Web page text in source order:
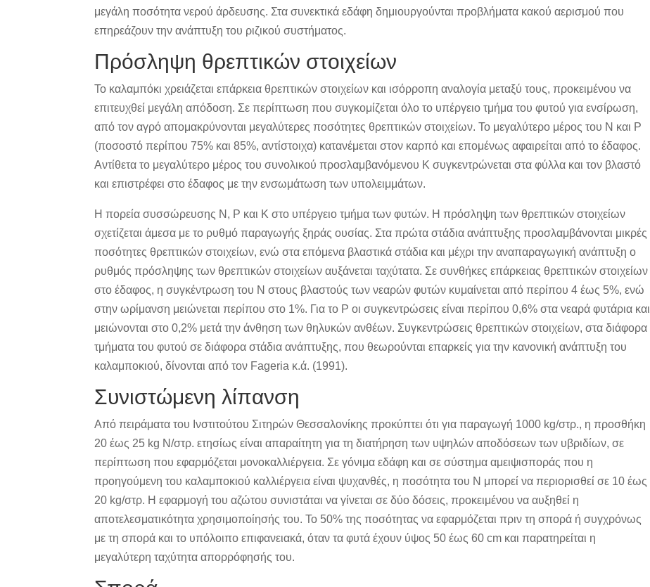
μεγάλη ποσότητα νερού άρδευσης. Στα συνεκτικά εδάφη δημιουργούνται προβλήματα κακού αερισμού που
επηρεάζουν την ανάπτυξη του ριζικού συστήματος.
Πρόσληψη θρεπτικών στοιχείων
Το καλαμπόκι χρειάζεται επάρκεια θρεπτικών στοιχείων και ισόρροπη αναλογία μεταξύ τους, προκειμένου να
επιτευχθεί μεγάλη απόδοση. Σε περίπτωση που συγκομίζεται όλο το υπέργειο τμήμα του φυτού για ενσίρωση,
από τον αγρό απομακρύνονται μεγαλύτερες ποσότητες θρεπτικών στοιχείων. Το μεγαλύτερο μέρος του Ν και P
(ποσοστό περίπου 75% και 85%, αντίστοιχα) κατανέμεται στον καρπό και επομένως αφαιρείται από το έδαφος.
Αντίθετα το μεγαλύτερο μέρος του συνολικού προσλαμβανόμενου Κ συγκεντρώνεται στα φύλλα και τον βλαστό
και επιστρέφει στο έδαφος με την ενσωμάτωση των υπολειμμάτων.
Η πορεία συσσώρευσης Ν, Ρ και Κ στο υπέργειο τμήμα των φυτών. Η πρόσληψη των θρεπτικών στοιχείων
σχετίζεται άμεσα με το ρυθμό παραγωγής ξηράς ουσίας. Στα πρώτα στάδια ανάπτυξης προσλαμβάνονται μικρές
ποσότητες θρεπτικών στοιχείων, ενώ στα επόμενα βλαστικά στάδια και μέχρι την αναπαραγωγική ανάπτυξη ο
ρυθμός πρόσληψης των θρεπτικών στοιχείων αυξάνεται ταχύτατα. Σε συνθήκες επάρκειας θρεπτικών στοιχείων
στο έδαφος, η συγκέντρωση του Ν στους βλαστούς των νεαρών φυτών κυμαίνεται από περίπου 4 έως 5%, ενώ
στην ωρίμανση μειώνεται περίπου στο 1%. Για το Ρ οι συγκεντρώσεις είναι περίπου 0,6% στα νεαρά φυτάρια και
μειώνονται στο 0,2% μετά την άνθηση των θηλυκών ανθέων. Συγκεντρώσεις θρεπτικών στοιχείων, στα διάφορα
τμήματα του φυτού σε διάφορα στάδια ανάπτυξης, που θεωρούνται επαρκείς για την κανονική ανάπτυξη του
καλαμποκιού, δίνονται από τον Fageria κ.ά. (1991).
Συνιστώμενη λίπανση
Από πειράματα του Ινστιτούτου Σιτηρών Θεσσαλονίκης προκύπτει ότι για παραγωγή 1000 kg/στρ., η προσθήκη
20 έως 25 kg N/στρ. ετησίως είναι απαραίτητη για τη διατήρηση των υψηλών αποδόσεων των υβριδίων, σε
περίπτωση που εφαρμόζεται μονοκαλλιέργεια. Σε γόνιμα εδάφη και σε σύστημα αμειψισποράς που η
προηγούμενη του καλαμποκιού καλλιέργεια είναι ψυχανθές, η ποσότητα του Ν μπορεί να περιορισθεί σε 10 έως
20 kg/στρ. Η εφαρμογή του αζώτου συνιστάται να γίνεται σε δύο δόσεις, προκειμένου να αυξηθεί η
αποτελεσματικότητα χρησιμοποίησής του. Το 50% της ποσότητας να εφαρμόζεται πριν τη σπορά ή συγχρόνως
με τη σπορά και το υπόλοιπο επιφανειακά, όταν τα φυτά έχουν ύψος 50 έως 60 cm και παρατηρείται η
μεγαλύτερη ταχύτητα απορρόφησής του.